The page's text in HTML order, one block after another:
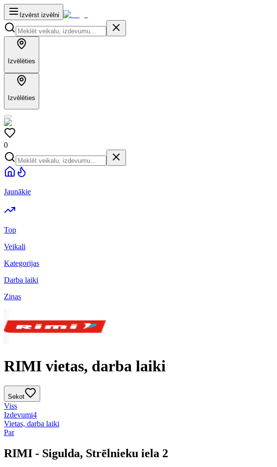
Izvērst izvēlni
Izvēlēties
Izvēlēties
0
Jaunākie
Top
Veikali
Kategorijas
Darba laiki
Ziņas
RIMI vietas, darba laiki
Sekot
Viss
Izdevumi4
Vietas, darba laiki
Par
RIMI - Sigulda, Strēlnieku iela 2